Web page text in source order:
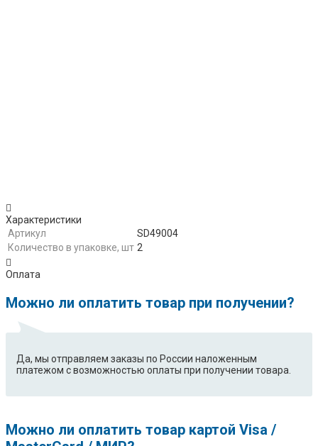
Характеристики
Артикул
SD49004
Количество в упаковке, шт 2
Оплата
Можно ли оплатить товар при получении?
Да, мы отправляем заказы по России наложенным
платежом с возможностью оплаты при получении товара.
Можно ли оплатить товар картой Visa /